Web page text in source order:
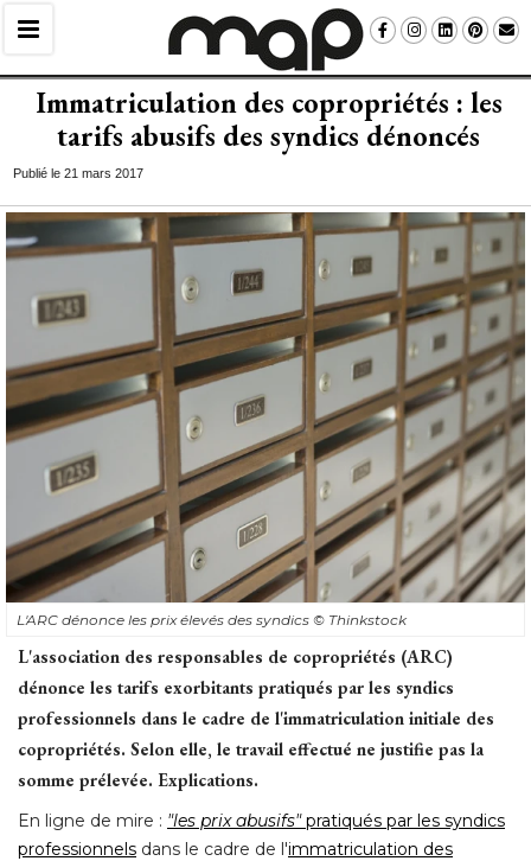
Immatriculation des copropriétés : les
tarifs abusifs des syndics dénoncés
Publié le 21 mars 2017
L'ARC dénonce les prix élevés des syndics © Thinkstock
L'association des responsables de copropriétés (ARC)
dénonce les tarifs exorbitants pratiqués par les syndics
professionnels dans le cadre de l'immatriculation initiale des
copropriétés. Selon elle, le travail effectué ne justifie pas la
somme prélevée. Explications.
En ligne de mire : "les prix abusifs"pratiqués par les syndics
professionnels dans le cadre de l'immatriculation des